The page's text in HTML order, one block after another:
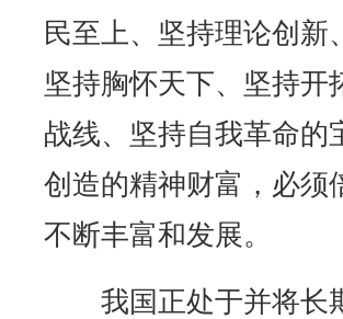
民至上、坚持理论创
坚持胸怀天下、坚持开
战线、坚持自我革命的
创造的精神财富，必须
不断丰富和发展。
我国正处于并将长